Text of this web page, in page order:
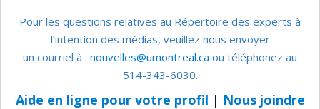
Pour les questions relatives au Répertoire des experts à
l’intention des médias, veuillez nous envoyer
un courriel à : nouvelles@umontreal.ca ou téléphonez au
514-343-6030.
Aide en ligne pour votre profil | Nous joindre